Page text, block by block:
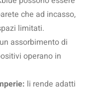
che ad incasso,
limitati.
assorbimento di
operano in
li rende adatti